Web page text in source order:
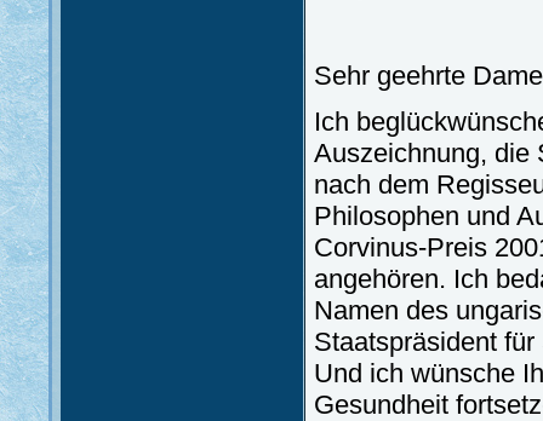
Sehr geehrte
Ich
Auszeichnung, die
nach dem
Philosophen und
Corvinus-Preis
angehören. Ich
Namen des
Staatspräsident
Und ich wünsche
Gesundheit